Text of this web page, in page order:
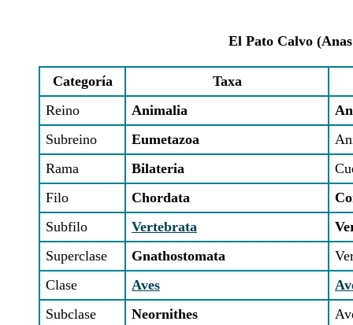
El Pato Calvo
Categoría
Taxa
Reino
Animalia
Subreino
Eumetazoa
Rama
Bilateria
Filo
Chordata
Subfilo
Vertebrata
Superclase
Gnathostomata
Clase
Aves
Subclase
Neornithes